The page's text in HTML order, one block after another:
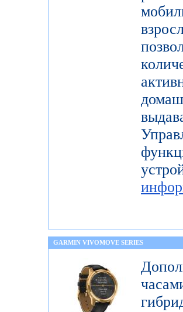
GARMIN VIVOMOVE SERIES